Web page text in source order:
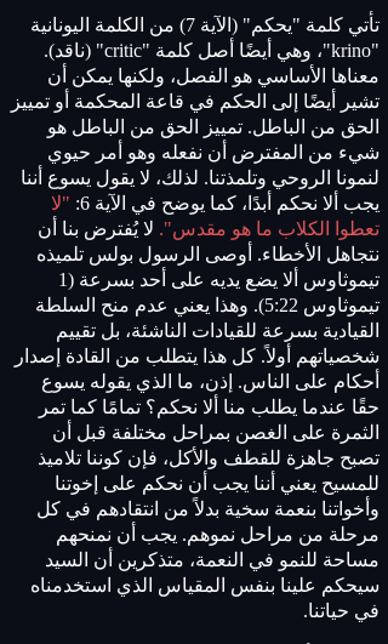
تأتي كلمة "يحكم" (الآية 7) من الكلمة اليونانية
"krino"، وهي أيضًا أصل كلمة "critic" (ناقد).
معناها الأساسي هو الفصل، ولكنها يمكن أن
تشير أيضًا إلى الحكم في قاعة المحكمة أو تمييز
الحق من الباطل. تمييز الحق من الباطل هو
شيء من المفترض أن نفعله وهو أمر حيوي
لنمونا الروحي وتلمذتنا. لذلك، لا يقول يسوع أننا
يجب ألا نحكم أبدًا، كما يوضح في الآية 6:
"لا
تعطوا الكلاب ما هو مقدس". لا يُفترض بنا أن
نتجاهل الأخطاء. أوصى الرسول بولس تلميذه
تيموثاوس ألا يضع يديه على أحد بسرعة (1
تيموثاوس 5:22). وهذا يعني عدم منح السلطة
القيادية بسرعة للقيادات الناشئة، بل تقييم
شخصياتهم أولاً. كل هذا يتطلب من القادة إصدار
أحكام على الناس. إذن، ما الذي يقوله يسوع
حقًا عندما يطلب منا ألا نحكم؟ تمامًا كما تمر
الثمرة على الغصن بمراحل مختلفة قبل أن
تصبح جاهزة للقطف والأكل، فإن كوننا تلاميذ
للمسيح يعني أننا يجب أن نحكم على إخوتنا
وأخواتنا بنعمة سخية بدلاً من انتقادهم في كل
مرحلة من مراحل نموهم. يجب أن نمنحهم
مساحة للنمو في النعمة، متذكرين أن السيد
سيحكم علينا بنفس المقياس الذي استخدمناه
في حياتنا.